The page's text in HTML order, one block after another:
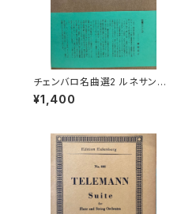
チェンバロ名曲選2 ルネサンス
からロココまで【編集：野村満
男】出版：東京コレギウム 199
¥1,400